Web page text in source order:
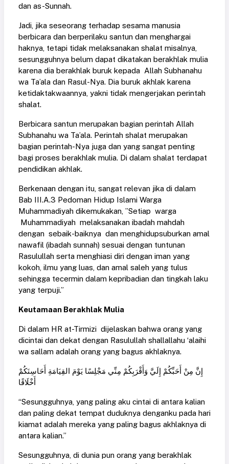
dan as-Sunnah.
Jadi, jika seseorang terhadap sesama manusia
berbicara dan berperilaku santun dan menghargai
haknya, tetapi tidak melaksanakan shalat misalnya,
sesungguhnya belum dapat dikatakan berakhlak mulia
karena dia berakhlak buruk kepada Allah Subhanahu
wa Ta’ala dan Rasul-Nya. Dia buruk akhlak karena
ketidaktakwaannya, yakni tidak mengerjakan perintah
shalat.
Berbicara santun merupakan bagian perintah Allah
Subhanahu wa Ta’ala. Perintah shalat merupakan
bagian perintah-Nya juga dan yang sangat penting
bagi proses berakhlak mulia. Di dalam shalat terdapat
pendidikan akhlak.
Berkenaan dengan itu, sangat relevan jika di dalam
Bab III.A.3 Pedoman Hidup Islami Warga
Muhammadiyah dikemukakan, ”Setiap warga
Muhammadiyah melaksanakan ibadah mahdah
dengan sebaik-baiknya dan menghidupsuburkan amal
nawafil (ibadah sunnah) sesuai dengan tuntunan
Rasulullah serta menghiasi diri dengan iman yang
kokoh, ilmu yang luas, dan amal saleh yang tulus
sehingga tecermin dalam kepribadian dan tingkah laku
yang terpuji.”
Keutamaan Berakhlak Mulia
Di dalam HR at-Tirmizi dijelaskan bahwa orang yang
dicintai dan dekat dengan Rasulullah shallallahu ‘alaihi
wa sallam adalah orang yang bagus akhlaknya.
إِنَّ مِنْ أَحَبِّكُمْ إِلَيَّ وَأَقْرَبِكُمْ مِنِّي مَجْلِسًا يَوْمَ القِيَامَةِ أَحَاسِنَكُمْ
أَخْلَاقًا
“Sesungguhnya, yang paling aku cintai di antara kalian
dan paling dekat tempat duduknya denganku pada hari
kiamat adalah mereka yang paling bagus akhlaknya di
antara kalian.”
Sesungguhnya, di dunia pun orang yang berakhlak